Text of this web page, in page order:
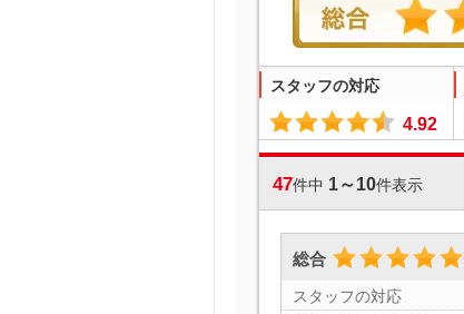
スタッフの対応
4.92
47件中 1～10件表示
総合
スタッフの対応